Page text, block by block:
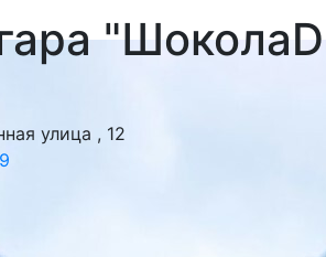
улица , 12